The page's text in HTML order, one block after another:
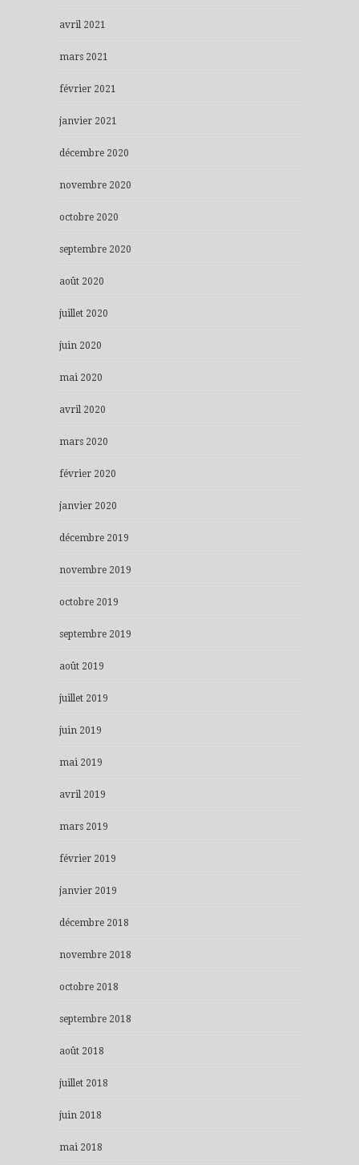
avril 2021
mars 2021
février 2021
janvier 2021
décembre 2020
novembre 2020
octobre 2020
septembre 2020
août 2020
juillet 2020
juin 2020
mai 2020
avril 2020
mars 2020
février 2020
janvier 2020
décembre 2019
novembre 2019
octobre 2019
septembre 2019
août 2019
juillet 2019
juin 2019
mai 2019
avril 2019
mars 2019
février 2019
janvier 2019
décembre 2018
novembre 2018
octobre 2018
septembre 2018
août 2018
juillet 2018
juin 2018
mai 2018